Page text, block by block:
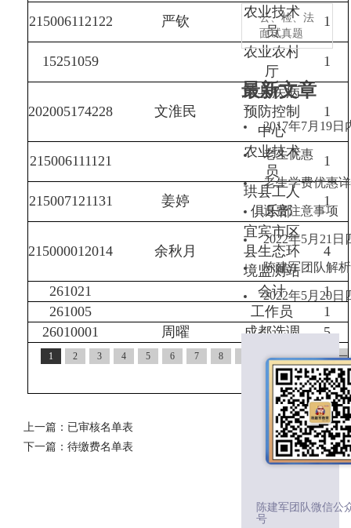
215006112122 严钦
农业技术
员
1
15251059
农业农村
厅
1
202005174228 文淮民
荣县疾病
预防控制
中心
1
215006111121
农业技术
员
1
215007121131 姜婷
珙县工人
俱乐部
1
215000012014 余秋月
宜宾市区
县生态环
境监测站
4
261021 会计
1
261005
工作员
1
26010001
周曜 成都选调 5
1 2 3 4 5 6 7 8 10 11 下一
页
上一篇： 已审核名单表
下一篇： 待缴费名单表
公、检、法
面试真题
最新文章
2017年7月19
老生优惠
老生学费优惠
退费注意事项
2022年5月21
陈建军团队解
2022年5月20
陈建军团队微信公
号